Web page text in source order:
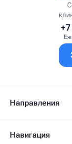
Направления
Навигация